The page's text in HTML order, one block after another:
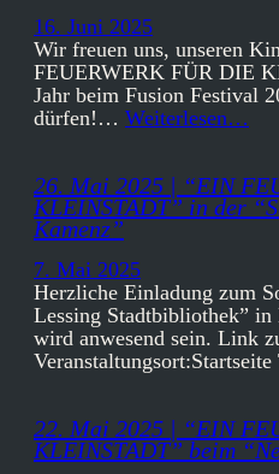
16. Juni 2025
Wir freuen uns, unseren
FEUERWERK FÜR DIE
Jahr beim Fusion Festival
dürfen!… Weiterlesen…
26. Mai 2025 | “EIN
KLEINSTADT” in der
Kamenz”
7. Mai 2025
Herzliche Einladung zum
Lessing Stadtbibliothek”
wird anwesend sein. Link
22. Mai 2025 | “EIN
KLEINSTADT” beim